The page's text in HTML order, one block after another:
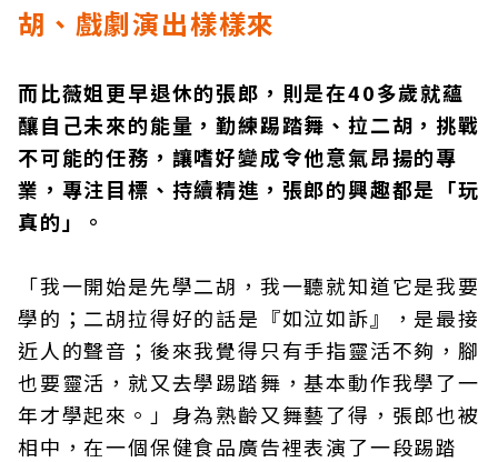
胡、戲劇演出樣樣來
而比薇姐更早退休的張郎，則是在40多歲就蘊
釀自己未來的能量，勤練踢踏舞、拉二胡，挑戰
不可能的任務，讓嗜好變成令他意氣昂揚的專
業，專注目標、持續精進，張郎的興趣都是「玩
真的」。
「我一開始是先學二胡，我一聽就知道它是我要
學的；二胡拉得好的話是『如泣如訴』，是最接
近人的聲音；後來我覺得只有手指靈活不夠，腳
也要靈活，就又去學踢踏舞，基本動作我學了一
年才學起來。」身為熟齡又舞藝了得，張郎也被
相中，在一個保健食品廣告裡表演了一段踢踏